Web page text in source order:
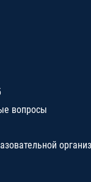
вопросы